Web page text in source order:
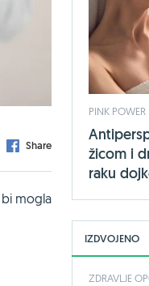
Share
bi mogla
PINK POWER
žicom i
raku
IZDVOJENO
ZDRAVLJE